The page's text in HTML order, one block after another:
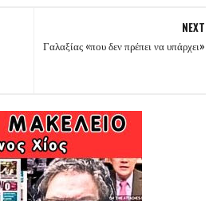
NEXT
Γαλαξίας «που δεν πρέπει να υπάρχει»